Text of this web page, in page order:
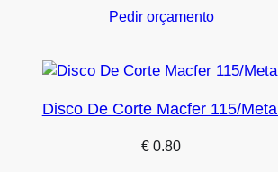
Pedir orçamento
Disco De Corte Macfer 115/Metal
€ 0.80